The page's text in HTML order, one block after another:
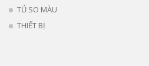
TỦ SO MÀU
THIẾT BỊ